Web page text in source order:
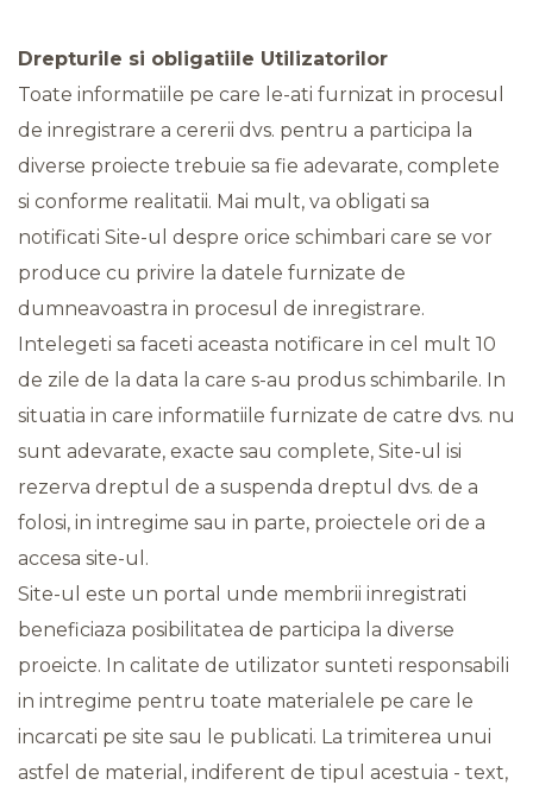
Drepturile si obligatiile Utilizatorilor
Toate informatiile pe care le-ati furnizat in procesul
de inregistrare a cererii dvs. pentru a participa la
diverse proiecte trebuie sa fie adevarate, complete
si conforme realitatii. Mai mult, va obligati sa
notificati Site-ul despre orice schimbari care se vor
produce cu privire la datele furnizate de
dumneavoastra in procesul de inregistrare.
Intelegeti sa faceti aceasta notificare in cel mult 10
de zile de la data la care s-au produs schimbarile. In
situatia in care informatiile furnizate de catre dvs. nu
sunt adevarate, exacte sau complete, Site-ul isi
rezerva dreptul de a suspenda dreptul dvs. de a
folosi, in intregime sau in parte, proiectele ori de a
accesa site-ul.
Site-ul este un portal unde membrii inregistrati
beneficiaza posibilitatea de participa la diverse
proeicte. In calitate de utilizator sunteti responsabili
in intregime pentru toate materialele pe care le
incarcati pe site sau le publicati. La trimiterea unui
astfel de material, indiferent de tipul acestuia - text,